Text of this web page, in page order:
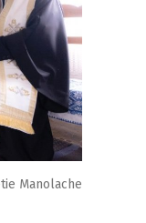
Manolache